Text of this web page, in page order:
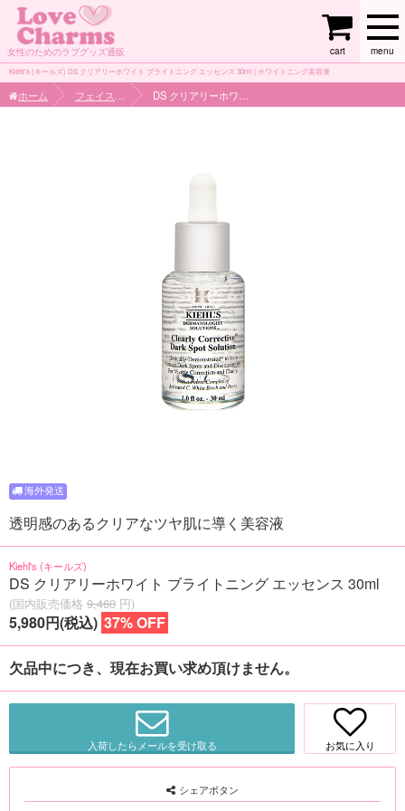
女性のためのラブグッズ通販 menu
cart
Kiehl's (キールズ) DS クリアリーホワイト ブライトニング エッセンス 30ml | ホワイトニング美容液
ホーム
透明感のあるクリアなツヤ肌に導く美容液
Kiehl's (キールズ)
DS クリアリーホワイト ブライトニング エッセンス 30ml
(国内販売価格 9,460 円)
5,980円(税込) 37% OFF
欠品中につき、現在お買い求め頂けません。
入荷したらメールを受け取る お気に入り
シェアボタン